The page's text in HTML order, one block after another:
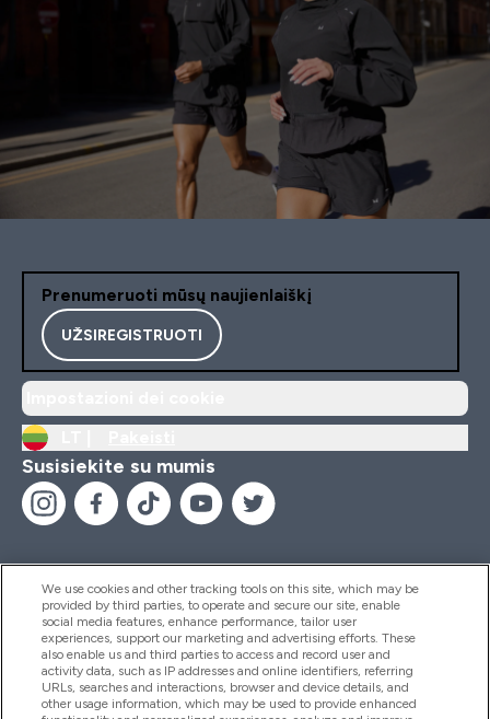
Prenumeruoti mūsų naujienlaiškį
UŽSIREGISTRUOTI
Susisiekite su mumis
Pagalba Ir Informacija
Produktai
We use cookies and other tracking tools on this site, which may be
provided by third parties, to operate and secure our site, enable
social media features, enhance performance, tailor user
experiences, support our marketing and advertising efforts. These
also enable us and third parties to access and record user and
activity data, such as IP addresses and online identifiers, referring
URLs, searches and interactions, browser and device details, and
other usage information, which may be used to provide enhanced